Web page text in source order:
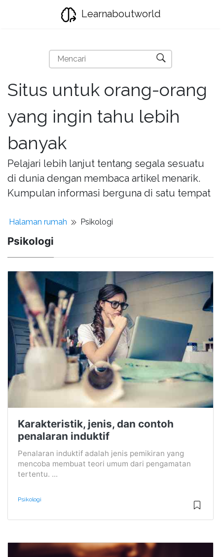
Learnaboutworld
Situs untuk orang-orang
yang ingin tahu lebih
banyak
Pelajari lebih lanjut tentang segala sesuatu
di dunia dengan membaca artikel menarik.
Kumpulan informasi berguna di satu tempat
Halaman rumah Psikologi
Psikologi
Karakteristik, jenis, dan contoh
penalaran induktif
Penalaran induktif adalah jenis pemikiran yang
mencoba membuat teori umum dari pengamatan
tertentu. ...
Psikologi